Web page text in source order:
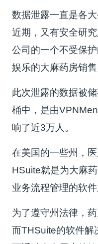
数据泄露一直是各
近期，又有安全研
公司的一个不受保
娱乐的大麻药房销售
此次泄露的数据被
桶中，是由
响了近3万人。
在美国的一些州，
HSuite就是为大麻
业务流程管理的软件
为了遵守州法律，
而THSuite的软件解